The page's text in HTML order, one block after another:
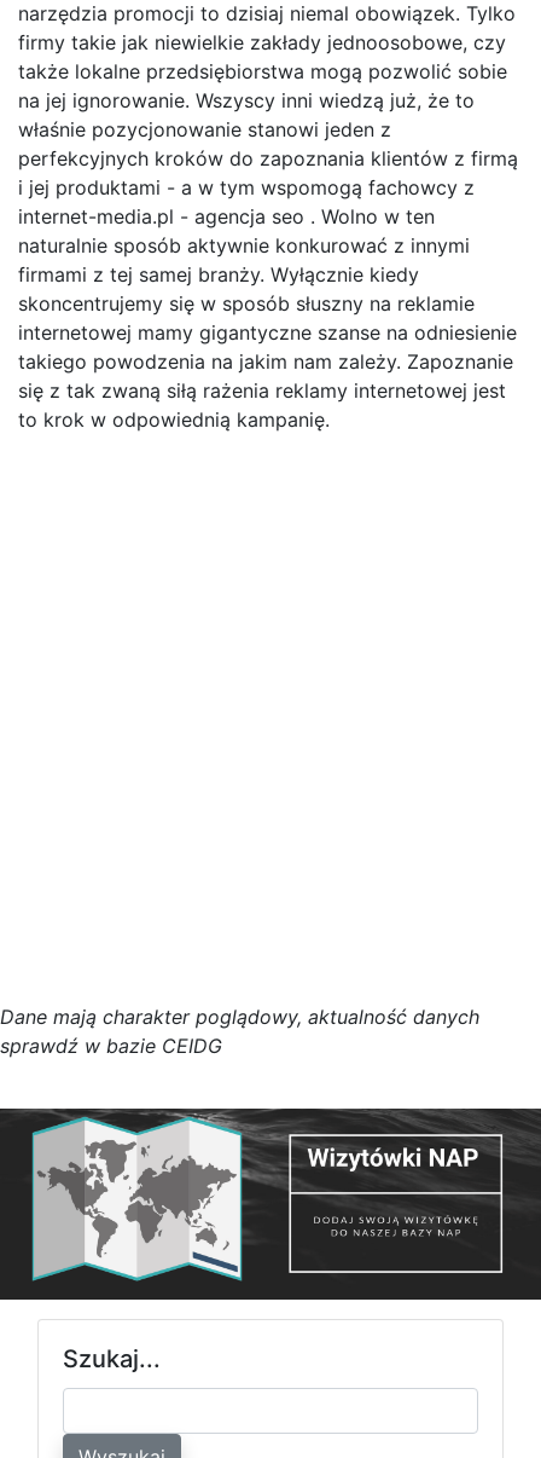
narzędzia promocji to dzisiaj niemal obowiązek. Tylko
firmy takie jak niewielkie zakłady jednoosobowe, czy
także lokalne przedsiębiorstwa mogą pozwolić sobie
na jej ignorowanie. Wszyscy inni wiedzą już, że to
właśnie pozycjonowanie stanowi jeden z
perfekcyjnych kroków do zapoznania klientów z firmą
i jej produktami - a w tym wspomogą fachowcy z
internet-media.pl - agencja seo . Wolno w ten
naturalnie sposób aktywnie konkurować z innymi
firmami z tej samej branży. Wyłącznie kiedy
skoncentrujemy się w sposób słuszny na reklamie
internetowej mamy gigantyczne szanse na odniesienie
takiego powodzenia na jakim nam zależy. Zapoznanie
się z tak zwaną siłą rażenia reklamy internetowej jest
to krok w odpowiednią kampanię.
Dane mają charakter poglądowy, aktualność danych
sprawdź w bazie CEIDG
Szukaj...